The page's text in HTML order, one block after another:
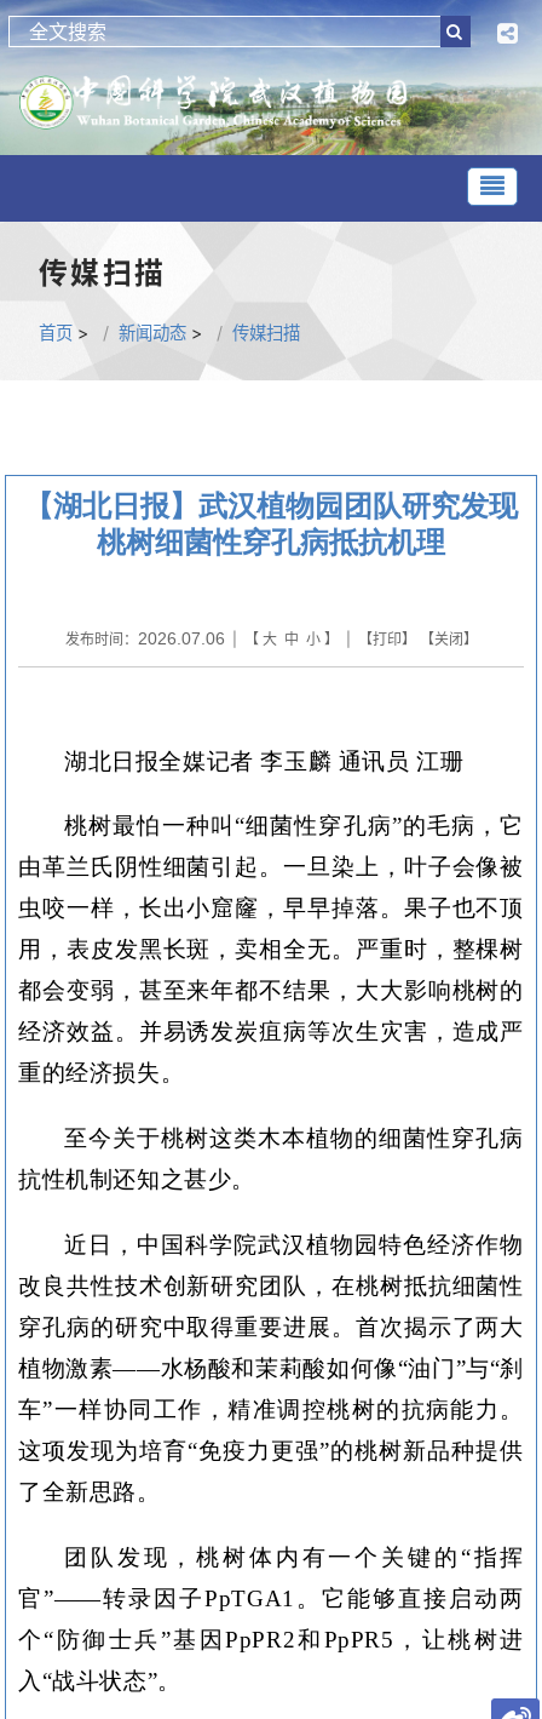
传媒扫描
首页 > 新闻动态 > 传媒扫描
【湖北日报】武汉植物园团队研究发现
桃树细菌性穿孔病抵抗机理
发布时间： 2026.07.06 | 【 大 中 小】 | 【打印】 【关闭】
湖北日报全媒记者 李玉麟 通讯员 江珊
桃树最怕一种叫“细菌性穿孔病”的毛病，它
由革兰氏阴性细菌引起。一旦染上，叶子会像被
虫咬一样，长出小窟窿，早早掉落。果子也不顶
用，表皮发黑长斑，卖相全无。严重时，整棵树
都会变弱，甚至来年都不结果，大大影响桃树的
经济效益。并易诱发炭疽病等次生灾害，造成严
重的经济损失。
至今关于桃树这类木本植物的细菌性穿孔病
抗性机制还知之甚少。
近日，中国科学院武汉植物园特色经济作物
改良共性技术创新研究团队，在桃树抵抗细菌性
穿孔病的研究中取得重要进展。首次揭示了两大
植物激素——水杨酸和茉莉酸如何像“油门”与“刹
车”一样协同工作，精准调控桃树的抗病能力。
这项发现为培育“免疫力更强”的桃树新品种提供
了全新思路。
团队发现，桃树体内有一个关键的“指挥
官”——转录因子PpTGA1。它能够直接启动两
个“防御士兵”基因PpPR2和PpPR5，让桃树进
入“战斗状态”。